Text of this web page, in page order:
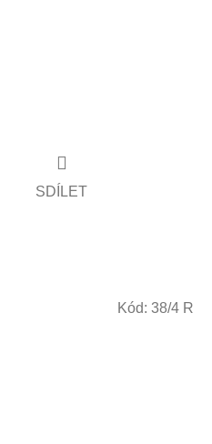
SDÍLET
Kód: 38/4 R